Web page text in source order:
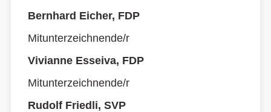
Bernhard Eicher, FDP
Mitunterzeichnende/r
Vivianne Esseiva, FDP
Mitunterzeichnende/r
Rudolf Friedli, SVP